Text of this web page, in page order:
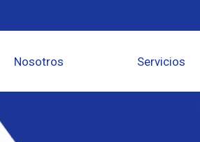
Nosotros Servicios